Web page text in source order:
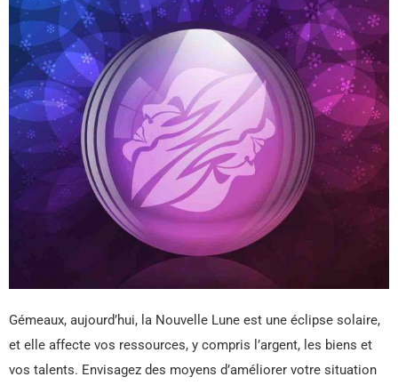
Gémeaux, aujourd’hui, la Nouvelle Lune est une éclipse solaire,
et elle affecte vos ressources, y compris l’argent, les biens et
vos talents. Envisagez des moyens d’améliorer votre situation